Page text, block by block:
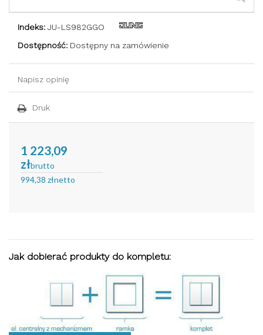
Indeks: JU-LS982GGO
Dostępność: Dostępny na zamówienie
Napisz opinię
Druk
1 223,09
złbrutto
994,38 złnetto
Jak dobierać produkty do kompletu: